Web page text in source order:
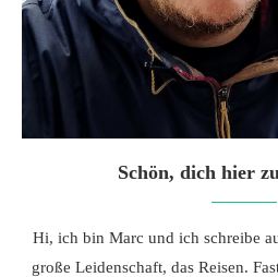
Schön, dich hier
Hi, ich bin Marc und ich schreibe
große Leidenschaft, das Reisen.